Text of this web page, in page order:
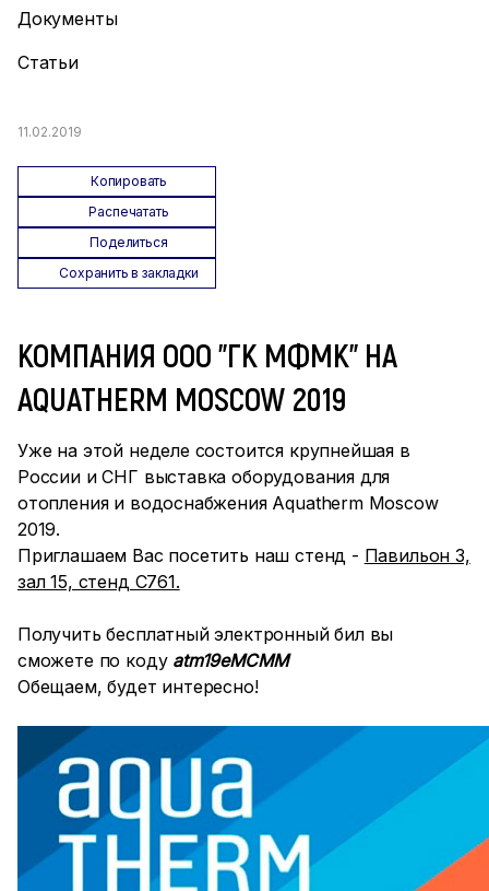
Документы
Статьи
11.02.2019
Копировать
Распечатать
Поделиться
Сохранить в закладки
КОМПАНИЯ ООО "ГК МФМК" НА
AQUATHERM MOSCOW 2019
Уже на этой неделе состоится крупнейшая в
России и СНГ выставка оборудования для
отопления и водоснабжения Aquatherm Moscow
2019.
Приглашаем Вас посетить наш стенд - Павильон 3,
зал 15, стенд С761.
Получить бесплатный электронный бил вы
сможете по коду atm19eMCMM
Обещаем, будет интересно!